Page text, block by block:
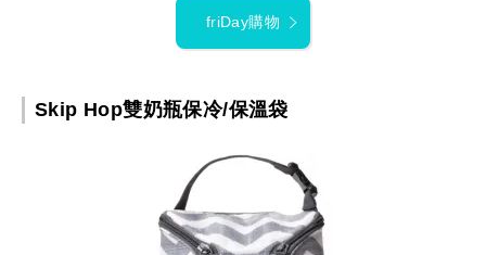
friDay購物
Skip Hop雙奶瓶保冷/保溫袋